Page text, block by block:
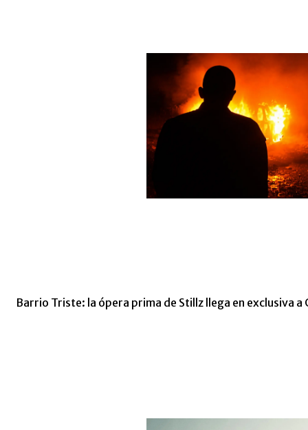
Barrio Triste: la ópera prima de Stillz llega en exclusiva a